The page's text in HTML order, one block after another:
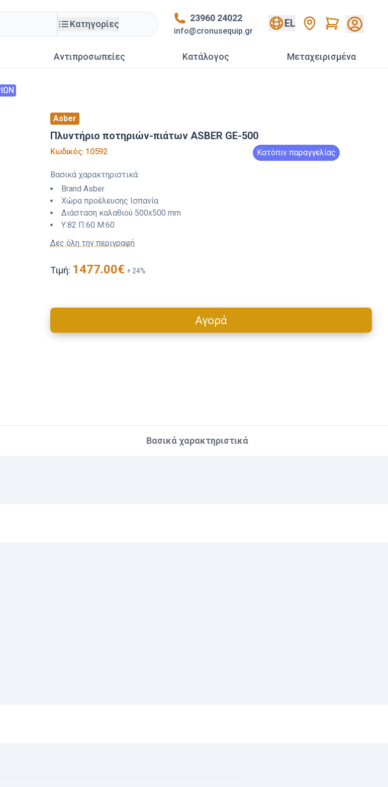
Κατηγορίες
23960 24022
info@cronusequip.gr
EL Cart
Αντιπροσωπείες Κατάλογος Mεταχειρισμένα
Asber
Πλυντήριο ποτηριών-πιάτων ASBER GE-500
Κωδικός: 10592 Κατόπιν παραγγελίας
Βασικά χαρακτηριστικά:
Brand Asber
Χώρα προέλευσης Ισπανία
Διάσταση καλαθιού 500x500 mm
Y:82 Π:60 M:60
Δες όλη την περιγραφή
Τιμή: 1477.00€ +24%
Αγορά
Cart
Βασικά χαρακτηριστικά